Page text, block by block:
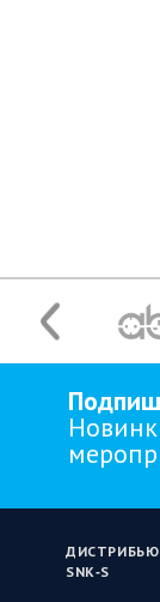
SNK‑S